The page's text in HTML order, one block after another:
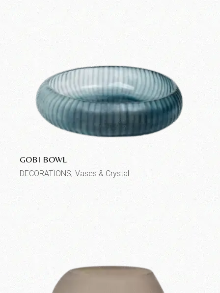
GOBI BOWL
DECORATIONS Vases & Crystal